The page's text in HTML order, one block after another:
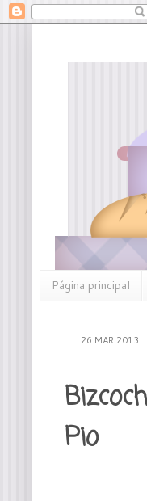
Página principal
26 MAR 2013
Pio